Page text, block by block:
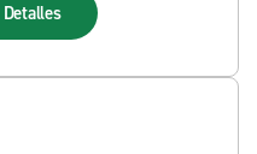
Detalles